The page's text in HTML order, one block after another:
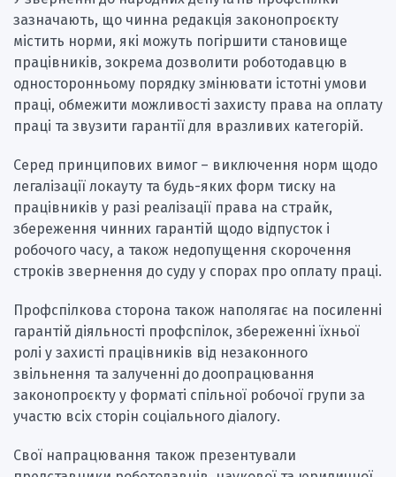
зазначають, що чинна редакція законопроєкту
містить норми, які можуть погіршити становище
працівників, зокрема дозволити роботодавцю в
односторонньому порядку змінювати істотні умови
праці, обмежити можливості захисту права на оплату
праці та звузити гарантії для вразливих категорій.
Серед принципових вимог – виключення норм щодо
легалізації локауту та будь-яких форм тиску на
працівників у разі реалізації права на страйк,
збереження чинних гарантій щодо відпусток і
робочого часу, а також недопущення скорочення
строків звернення до суду у спорах про оплату праці.
Профспілкова сторона також наполягає на посиленні
гарантій діяльності профспілок, збереженні їхньої
ролі у захисті працівників від незаконного
звільнення та залученні до доопрацювання
законопроєкту у форматі спільної робочої групи за
участю всіх сторін соціального діалогу.
Свої напрацювання також презентували